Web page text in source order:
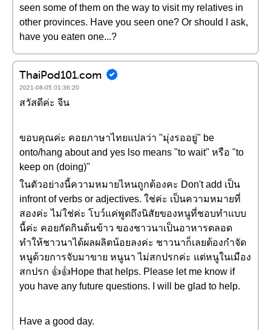
seen some of them on the way to visit my relatives in
other provinces. Have you seen one? Or should I ask,
have you eaten one...?
ThaiPod101.com
2021-08-05 01:36:20
สวัสดีค่ะ จีน
ขอบคุณค่ะ คอยภาษาไทยแปลว่า "มุ่งรออยู่" be
onto/hang about and yes lso means "to wait" หรือ "to
keep on (doing)"
ในตัวอย่างนี้ความหมายไหนถูกต้องคะ Don't add เป็น
infront of verbs or adjectives. ใช่ค่ะ เป็นความหมายที่
สองค่ะ ไม่ใช่ค่ะ โบว์แค่พูดถึงนิสัยของหนูที่ชอบทำแบบ
นี้ค่ะ คอยกัดกินต้นข้าว ของชาวนาเป็นอาหารตลอด
ทำให้ชาวนาได้ผลผลิตน้อยลงค่ะ ชาวนาก็เลยต้องกำจัด
หนูด้วยการจับมาขาย หนูนา ไม่สกปรกค่ะ แต่หนูในเมือง
สกปรก 👍👍Hope that helps. Please let me know if
you have any future questions. I will be glad to help.
Have a good day.